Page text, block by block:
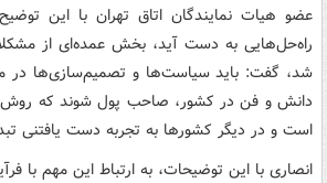
عضو هیات نمایندگان اتاق تهران با این
راه‌حل‌هایی به دست آید، بخش عمده‌ای از
شد، گفت: باید سیاست‌ها و تصمیم‌سازی‌ها در
دانش و فن در کشور، صاحب پول شوند که
است و در دیگر کشورها به تجربه دست یافتنی
انصاری با این توضیحات، به ارتباط این مهم با